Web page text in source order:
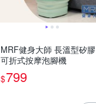
MRF健身大師 長溫型矽膠
可折式按摩泡腳機
$799